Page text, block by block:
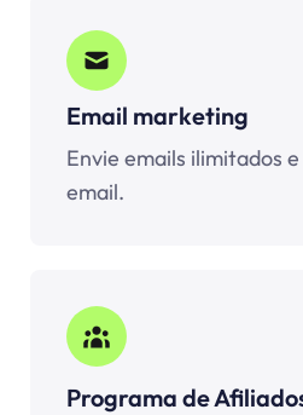
Email marketing
Envie emails ilimitados
email.
Programa de